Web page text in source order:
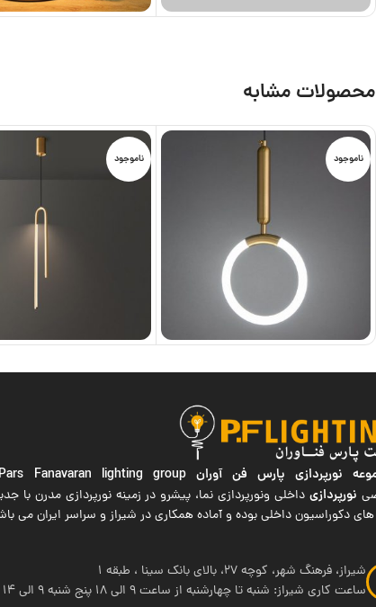
محصولات مشابه
ناموجود ناموجود
نورپردازی پارس فن آوران Pars Fanavaran lighting group
نورپردازیداخلی ونورپردازی نما، پیشرو در زمینه نورپردازی مدرن
های دکوراسیون داخلی بوده و آماده همکاری در شیراز و سراسر ایران می
شیراز، فرهنگ شهر، کوچه 27، بالای بانک سینا ، طبقه 1
ساعت کاری شیراز: شنبه تا چهارشنبه از ساعت 9 الی 18 پنج شنبه 9 الی 14